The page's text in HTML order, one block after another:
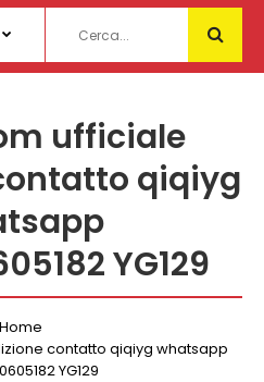
ufficiale
qiqiyg
YG129
Home
contatto qiqiyg whatsapp
YG129